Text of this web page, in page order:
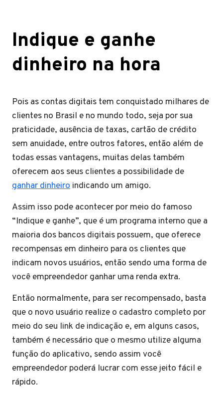
Indique e ganhe
dinheiro na hora
Pois as contas digitais tem conquistado milhares de
clientes no Brasil e no mundo todo, seja por sua
praticidade, ausência de taxas, cartão de crédito
sem anuidade, entre outros fatores, então além de
todas essas vantagens, muitas delas também
oferecem aos seus clientes a possibilidade de
ganhar dinheiro indicando um amigo.
Assim isso pode acontecer por meio do famoso
“Indique e ganhe”, que é um programa interno que a
maioria dos bancos digitais possuem, que oferece
recompensas em dinheiro para os clientes que
indicam novos usuários, então sendo uma forma de
você empreendedor ganhar uma renda extra.
Então normalmente, para ser recompensado, basta
que o novo usuário realize o cadastro completo por
meio do seu link de indicação e, em alguns casos,
também é necessário que o mesmo utilize alguma
função do aplicativo, sendo assim você
empreendedor poderá lucrar com esse jeito fácil e
rápido.